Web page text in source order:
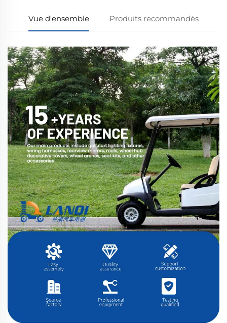
Vue d'ensemble Produits recommandés